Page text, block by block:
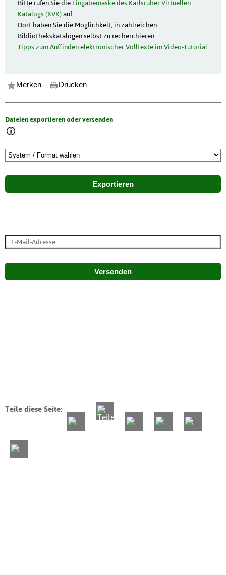
Bitte rufen Sie die Eingabemaske des Karlsruher Virtuellen
Katalogs (KVK)auf
Dort haben Sie die Möglichkeit, in zahlreichen
Bibliothekskatalogen selbst zu recherchieren.
Tipps zum Auffinden elektronischer Volltexte im Video-Tutorial
Merken Drucken
Dateien exportieren oder versenden
Exportieren
Versenden
Teile diese Seite: